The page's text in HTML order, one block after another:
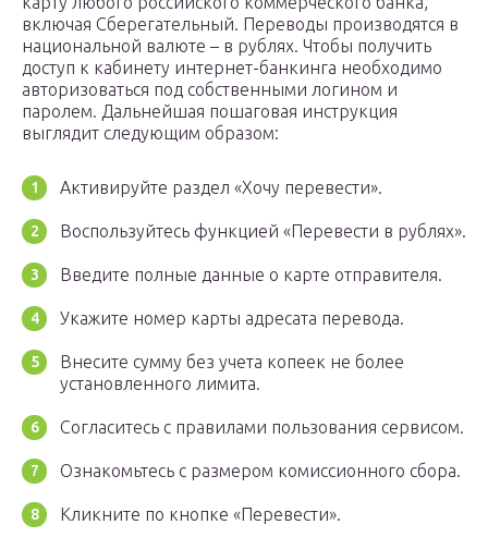
включая Сберегательный. Переводы производятся в
национальной валюте – в рублях. Чтобы получить
доступ к кабинету интернет-банкинга необходимо
авторизоваться под собственными логином и
паролем. Дальнейшая пошаговая инструкция
выглядит следующим образом:
Активируйте раздел «Хочу перевести».
Воспользуйтесь функцией «Перевести в рублях».
Введите полные данные о карте отправителя.
Укажите номер карты адресата перевода.
Внесите сумму без учета копеек не более
установленного лимита.
Согласитесь с правилами пользования сервисом.
Ознакомьтесь с размером комиссионного сбора.
Кликните по кнопке «Перевести».